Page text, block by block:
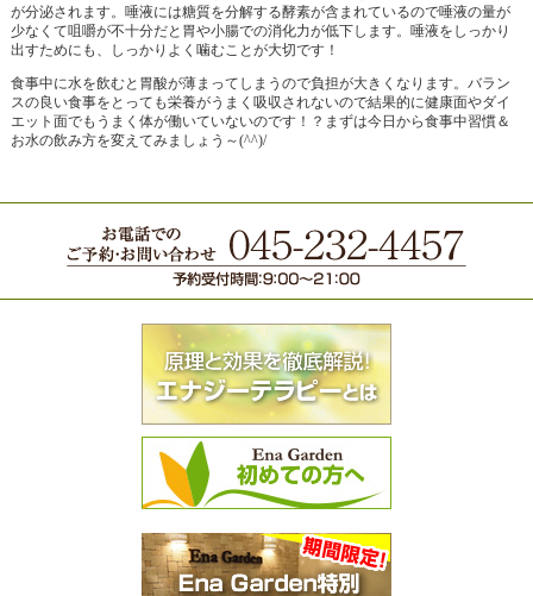
が分泌されます。唾液には糖質を分解する酵素が含まれているので唾液の量が
少なくて咀嚼が不十分だと胃や小腸での消化力が低下します。唾液をしっかり
出すためにも、しっかりよく噛むことが大切です！
食事中に水を飲むと胃酸が薄まってしまうので負担が大きくなります。バラン
スの良い食事をとっても栄養がうまく吸収されないので結果的に健康面やダイ
エット面でもうまく体が働いていないのです！？まずは今日から食事中習慣＆
お水の飲み方を変えてみましょう～(^^)/